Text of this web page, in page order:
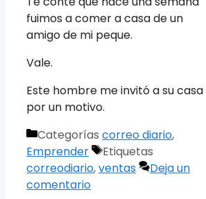
fuimos a comer a casa de un
amigo de mi peque.
Vale.
Este hombre me invitó a su casa
por un motivo.
Categorías correo diario,
Emprender
Etiquetas
correodiario,ventas
Deja un
comentario